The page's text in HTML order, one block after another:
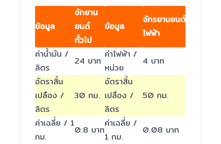
ข้อมูล
จักยาน
ยนต์
ทั่วไป
ข้อมูล
จักรยานยนต์
ไฟฟ้า
ค่าน้ำมัน /
ลิตร
24 บาท
ค่าไฟฟ้า /
หน่วย
4 บาท
อัตราสิ้น
เปลือง /
ลิตร
30 กม.
อัตราสิ้น
เปลือง /
ลิตร
50 กม.
ค่าเฉลี่ย / 1
กม.
0.8 บาท
ค่าเฉลี่ย /
1 กม.
0.08 บาท